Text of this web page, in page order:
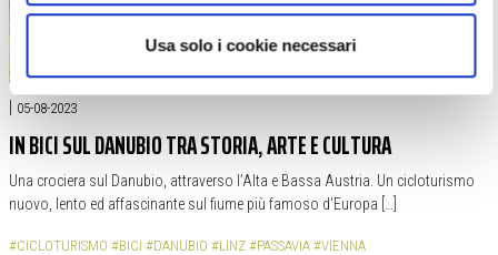
| 05-08-2023
IN BICI SUL DANUBIO TRA STORIA, ARTE E CULTURA
Una crociera sul Danubio, attraverso l’Alta e Bassa Austria. Un cicloturismo
nuovo, lento ed affascinante sul fiume più famoso d’Europa […]
#CICLOTURISMO #BICI #DANUBIO #LINZ #PASSAVIA #VIENNA